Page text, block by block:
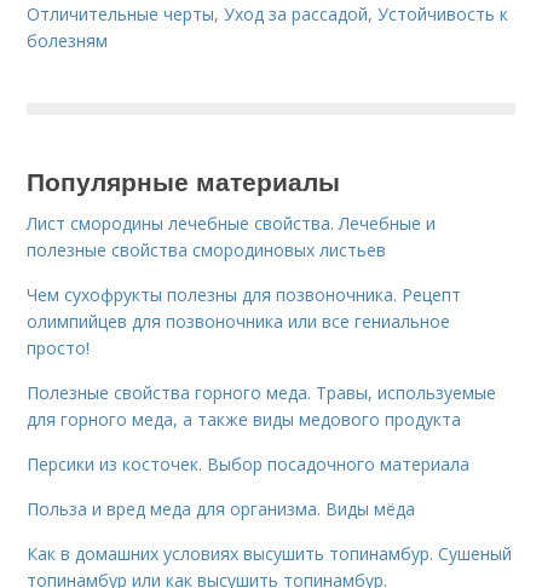
Отличительные черты,Уход за рассадой,Устойчивость к
болезням
Популярные материалы
Лист смородины лечебные свойства. Лечебные и
полезные свойства смородиновых листьев
Чем сухофрукты полезны для позвоночника. Рецепт
олимпийцев для позвоночника или все гениальное
просто!
Полезные свойства горного меда. Травы, используемые
для горного меда, а также виды медового продукта
Персики из косточек. Выбор посадочного материала
Польза и вред меда для организма. Виды мёда
Как в домашних условиях высушить топинамбур. Сушеный
топинамбур или как высушить топинамбур.